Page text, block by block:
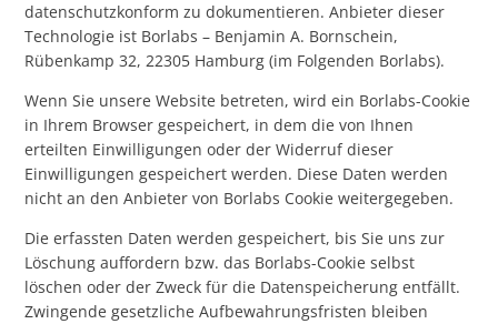
datenschutzkonform zu dokumentieren. Anbieter dieser
Technologie ist Borlabs – Benjamin A. Bornschein,
Rübenkamp 32, 22305 Hamburg (im Folgenden Borlabs).
Wenn Sie unsere Website betreten, wird ein Borlabs-Cookie
in Ihrem Browser gespeichert, in dem die von Ihnen
erteilten Einwilligungen oder der Widerruf dieser
Einwilligungen gespeichert werden. Diese Daten werden
nicht an den Anbieter von Borlabs Cookie weitergegeben.
Die erfassten Daten werden gespeichert, bis Sie uns zur
Löschung auffordern bzw. das Borlabs-Cookie selbst
löschen oder der Zweck für die Datenspeicherung entfällt.
Zwingende gesetzliche Aufbewahrungsfristen bleiben